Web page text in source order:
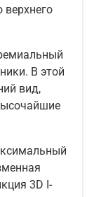
верхнего
В этой
вид,
3D I-